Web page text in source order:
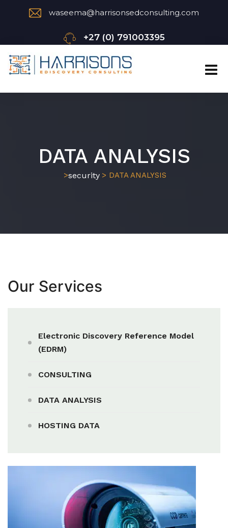
waseema@harrisonsedconsulting.com
+27 (0) 791003395
DATA ANALYSIS
>security > DATA ANALYSIS
Our Services
Electronic Discovery Reference Model
(EDRM)
CONSULTING
DATA ANALYSIS
HOSTING DATA